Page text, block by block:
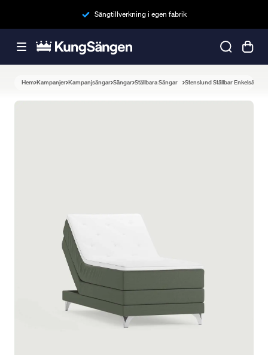
Sängtillverkning i egen fabrik
Hem Kampanjer Kampanjsängar Sängar Ställbara Sängar Stenslund Ställbar Enkelsäng